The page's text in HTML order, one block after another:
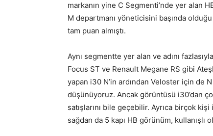
markanın yine C Segmenti’nde yer alan
M departmanı yöneticisini başında
tam puan almıştı.
Aynı segmentte yer alan ve adını
Focus ST ve Renault Megane RS gibi
yapan i30 N’in ardından Veloster için de
düşünüyoruz. Ancak görüntüsü i30’dan
satışlarını bile geçebilir. Ayrıca birçok
sağdan da 5 kapı HB görünüm, kullanışlı